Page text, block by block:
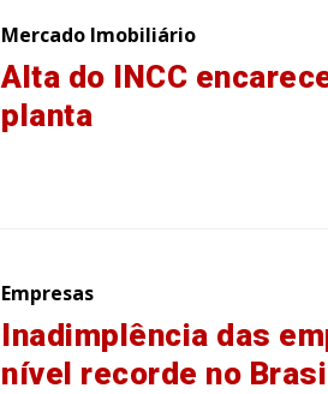
Mercado Imobiliário
Alta do INCC
planta
Empresas
Inadimplência das
nível recorde no